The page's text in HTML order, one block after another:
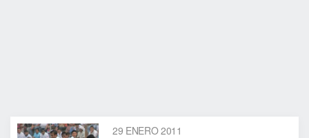
29 ENERO 2011